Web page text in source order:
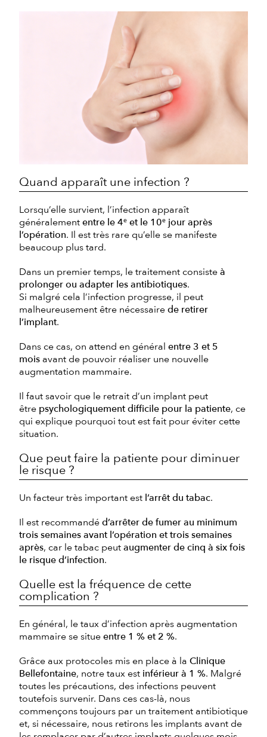
Quand apparaît une infection ?
Lorsqu’elle survient, l’infection apparaît
généralemententre le 4ᵉ et le 10ᵉ jour après
l’opération. Il est très rare qu’elle se manifeste
beaucoup plus tard.
Dans un premier temps, le traitement consisteà
prolonger ou adapter les antibiotiques.
Si malgré cela l’infection progresse, il peut
malheureusement être nécessairede retirer
l’implant.
Dans ce cas, on attend en général entre 3 et 5
mois avant de pouvoir réaliser une nouvelle
augmentation mammaire.
Il faut savoir que le retrait d’un implant peut
être psychologiquement difficile pour la patiente, ce
qui explique pourquoi tout est fait pour éviter cette
situation.
Que peut faire la patiente pour diminuer
le risque ?
Un facteur très important est l’arrêt du tabac.
Il est recommandéd’arrêter de fumer au minimum
trois semaines avant l’opération et trois semaines
après, car le tabac peutaugmenter de cinq à six fois
le risque d’infection.
Quelle est la fréquence de cette
complication ?
En général, le taux d’infection après augmentation
mammaire se situeentre 1 % et 2 %.
Grâce aux protocoles mis en place à la Clinique
Bellefontaine, notre taux est inférieur à 1 %. Malgré
toutes les précautions, des infections peuvent
toutefois survenir. Dans ces cas-là, nous
commençons toujours par un traitement antibiotique
et, si nécessaire, nous retirons les implants avant de